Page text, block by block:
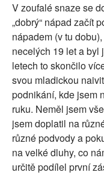
V zoufalé snaze se
„dobrý“ nápad začít
nápadem (v tu
necelých 19 let a byl
letech to skončilo
svou mladickou
podnikání, kde jsem
ruku. Neměl jsem
jsem doplatil na
různé podvody a
na velké dluhy, co
určitě podílel první